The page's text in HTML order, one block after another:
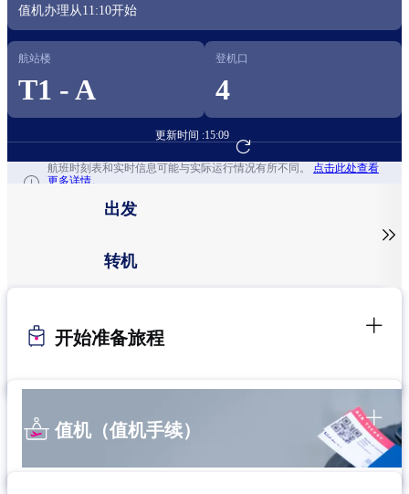
值机办理从11:10开始
航站楼
T1 - A
登机口
4
更新时间 :15:09
前往航班预订
航班时刻表和实时信息可能与实际运行情况有所不同。 点击此处查看
更多详情。
出发
转机

开始准备旅程
值机（值机手续）